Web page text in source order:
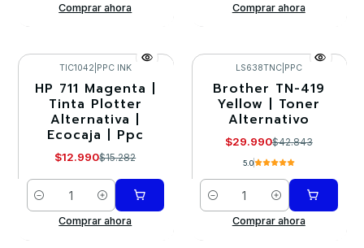
Comprar ahora
Comprar ahora
-15%
TIC1042 PPC INK
HP 711 Magenta |
Tinta Plotter
Alternativa |
Ecocaja | Ppc
$12.990$15.282
Cantidad
Comprar ahora
-30%
LS638TNC| PPC
Brother TN-419
Yellow | Toner
Alternativo
$29.990$42.843
5.0
Cantidad
Comprar ahora